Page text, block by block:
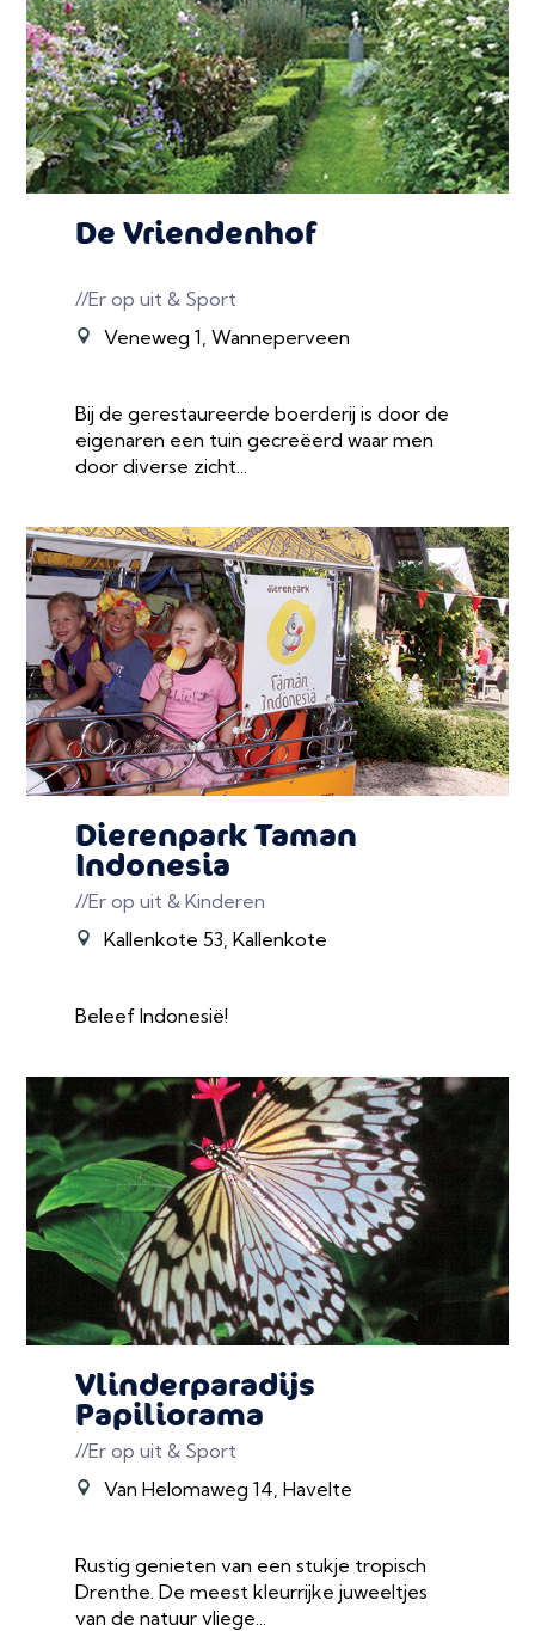
De Vriendenhof
//Er op uit & Sport
Veneweg 1, Wanneperveen
Bij de gerestaureerde boerderij is door de
eigenaren een tuin gecreëerd waar men
door diverse zicht...
Dierenpark Taman
Indonesia
//Er op uit & Kinderen
Kallenkote 53, Kallenkote
Beleef Indonesië!
Vlinderparadijs
Papiliorama
//Er op uit & Sport
Van Helomaweg 14, Havelte
Rustig genieten van een stukje tropisch
Drenthe. De meest kleurrijke juweeltjes
van de natuur vliege...